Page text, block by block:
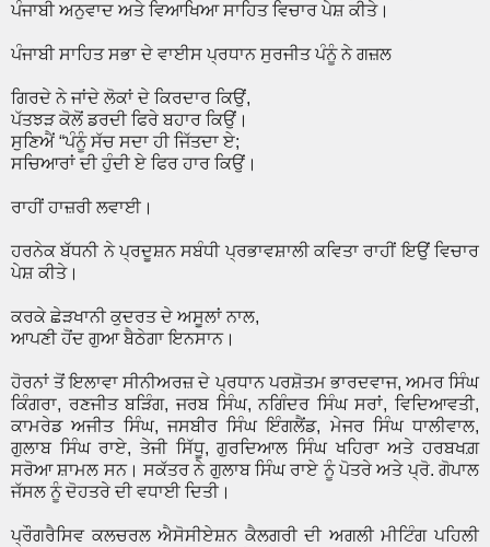
ਪੰਜਾਬੀ ਅਨੁਵਾਦ ਅਤੇ ਵਿਆਖਿਆ ਸਾਹਿਤ ਵਿਚਾਰ ਪੇਸ਼ ਕੀਤੇ।
ਪੰਜਾਬੀ ਸਾਹਿਤ ਸਭਾ ਦੇ ਵਾਈਸ ਪ੍ਰਧਾਨ ਸੁਰਜੀਤ ਪੰਨੂੰ ਨੇ ਗਜ਼ਲ
ਗਿਰਦੇ ਨੇ ਜਾਂਦੇ ਲੋਕਾਂ ਦੇ ਕਿਰਦਾਰ ਕਿਉਂ,
ਪੱਤਝੜ ਕੋਲੋਂ ਡਰਦੀ ਫਿਰੇ ਬਹਾਰ ਕਿਉਂ।
ਸੁਣਿਐਂ “ਪੰਨੂੰ ਸੱਚ ਸਦਾ ਹੀ ਜਿੱਤਦਾ ਏ;
ਸਚਿਆਰਾਂ ਦੀ ਹੁੰਦੀ ਏ ਫਿਰ ਹਾਰ ਕਿਉਂ।
ਰਾਹੀਂ ਹਾਜ਼ਰੀ ਲਵਾਈ।
ਹਰਨੇਕ ਬੱਧਨੀ ਨੇ ਪ੍ਰਦੂਸ਼ਨ ਸਬੰਧੀ ਪ੍ਰਭਾਵਸ਼ਾਲੀ ਕਵਿਤਾ ਰਾਹੀਂ ਇਉਂ ਵਿਚਾਰ
ਪੇਸ਼ ਕੀਤੇ।
ਕਰਕੇ ਛੇੜਖਾਨੀ ਕੁਦਰਤ ਦੇ ਅਸੂਲਾਂ ਨਾਲ,
ਆਪਣੀ ਹੋਂਦ ਗੁਆ ਬੈਠੇਗਾ ਇਨਸਾਨ।
ਹੋਰਨਾਂ ਤੋਂ ਇਲਾਵਾ ਸੀਨੀਅਰਜ਼ ਦੇ ਪ੍ਰਧਾਨ ਪਰਸ਼ੋਤਮ ਭਾਰਦਵਾਜ, ਅਮਰ ਸਿੰਘ
ਕਿੰਗਰਾ, ਰਣਜੀਤ ਬੜਿੰਗ, ਜਰਬ ਸਿੰਘ, ਨਗਿੰਦਰ ਸਿੰਘ ਸਰਾਂ, ਵਿਦਿਆਵਤੀ,
ਕਾਮਰੇਡ ਅਜੀਤ ਸਿੰਘ, ਜਸਬੀਰ ਸਿੰਘ ਇੰਗਲੈਂਡ, ਮੇਜਰ ਸਿੰਘ ਧਾਲੀਵਾਲ,
ਗੁਲਾਬ ਸਿੰਘ ਰਾਏ, ਤੇਜੀ ਸਿੱਧੂ, ਗੁਰਦਿਆਲ ਸਿੰਘ ਖਹਿਰਾ ਅਤੇ ਹਰਬਖਗ਼
ਸਰੋਆ ਸ਼ਾਮਲ ਸਨ। ਸਕੱਤਰ ਨੇ ਗੁਲਾਬ ਸਿੰਘ ਰਾਏ ਨੂੰ ਪੋਤਰੇ ਅਤੇ ਪ੍ਰੋ. ਗੋਪਾਲ
ਜੱਸਲ ਨੂੰ ਦੋਹਤਰੇ ਦੀ ਵਧਾਈ ਦਿਤੀ।
ਪ੍ਰੌਗਰੈਸਿਵ ਕਲਚਰਲ ਐਸੋਸੀਏਸ਼ਨ ਕੈਲਗਰੀ ਦੀ ਅਗਲੀ ਮੀਟਿੰਗ ਪਹਿਲੀ